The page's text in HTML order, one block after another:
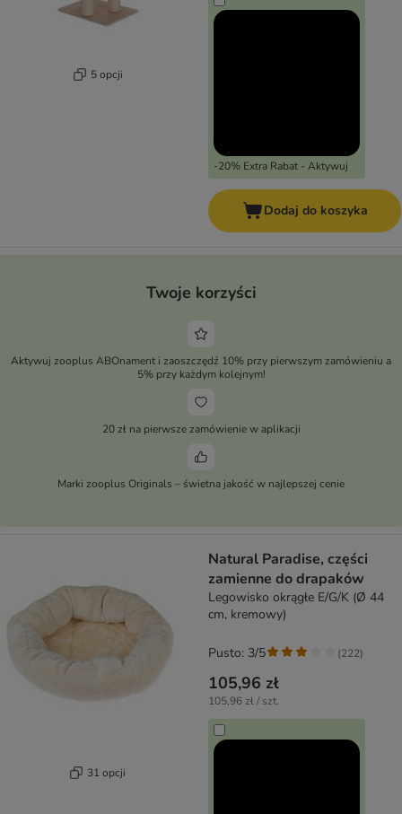
5 opcji
-20% Extra Rabat - Aktywuj
Dodaj do koszyka
Twoje korzyści
Aktywuj zooplus ABOnament i zaoszczędź 10% przy pierwszym zamówieniu a
5% przy każdym kolejnym!
20 zł na pierwsze zamówienie w aplikacji
Marki zooplus Originals – świetna jakość w najlepszej cenie
31 opcji
Natural Paradise, części
zamienne do drapaków
Legowisko okrągłe E/G/K (Ø 44
cm, kremowy)
105,96 zł
105,96 zł / szt.
Pusto: 3/5 (222)